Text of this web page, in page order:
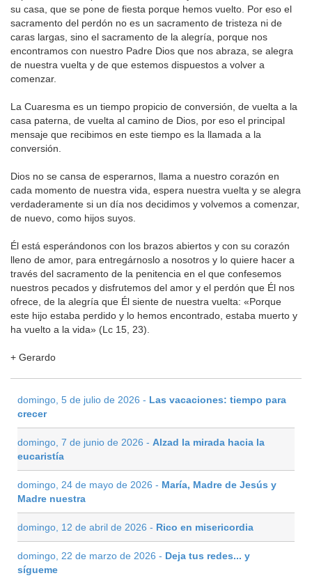
su casa, que se pone de fiesta porque hemos vuelto. Por eso el
sacramento del perdón no es un sacramento de tristeza ni de
caras largas, sino el sacramento de la alegría, porque nos
encontramos con nuestro Padre Dios que nos abraza, se alegra
de nuestra vuelta y de que estemos dispuestos a volver a
comenzar.
La Cuaresma es un tiempo propicio de conversión, de vuelta a la
casa paterna, de vuelta al camino de Dios, por eso el principal
mensaje que recibimos en este tiempo es la llamada a la
conversión.
Dios no se cansa de esperarnos, llama a nuestro corazón en
cada momento de nuestra vida, espera nuestra vuelta y se alegra
verdaderamente si un día nos decidimos y volvemos a comenzar,
de nuevo, como hijos suyos.
Él está esperándonos con los brazos abiertos y con su corazón
lleno de amor, para entregárnoslo a nosotros y lo quiere hacer a
través del sacramento de la penitencia en el que confesemos
nuestros pecados y disfrutemos del amor y el perdón que Él nos
ofrece, de la alegría que Él siente de nuestra vuelta: «Porque
este hijo estaba perdido y lo hemos encontrado, estaba muerto y
ha vuelto a la vida» (Lc 15, 23).
+ Gerardo
domingo, 5 de julio de 2026 - Las vacaciones: tiempo para
crecer
domingo, 7 de junio de 2026 - Alzad la mirada hacia la
eucaristía
domingo, 24 de mayo de 2026 - María, Madre de Jesús y
Madre nuestra
domingo, 12 de abril de 2026 - Rico en misericordia
domingo, 22 de marzo de 2026 - Deja tus redes... y
sígueme